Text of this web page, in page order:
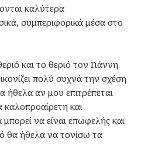
καλύτερα
συμπεριφορικά μέσα στο
και το θεριό τον Γιάννη.
πολύ συχνά την σχέση
ήθελα αν μου επιτρέπεται
καλοπροαίρετη και
να είναι επωφελής και
θα ήθελα να τονίσω τα